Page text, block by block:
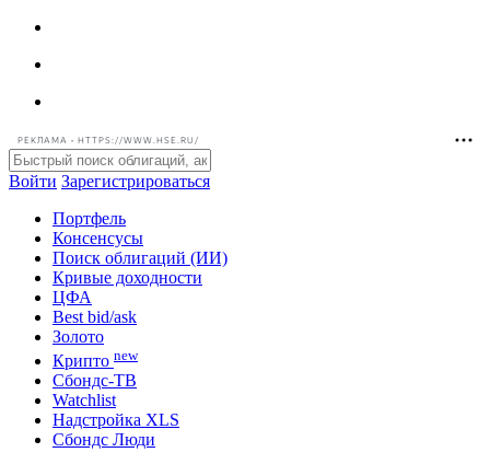
РЕКЛАМА • HTTPS://WWW.HSE.RU/
Войти Зарегистрироваться
Портфель
Консенсусы
Поиск облигаций (ИИ)
Кривые доходности
ЦФА
Best bid/ask
Золото
Крипто new